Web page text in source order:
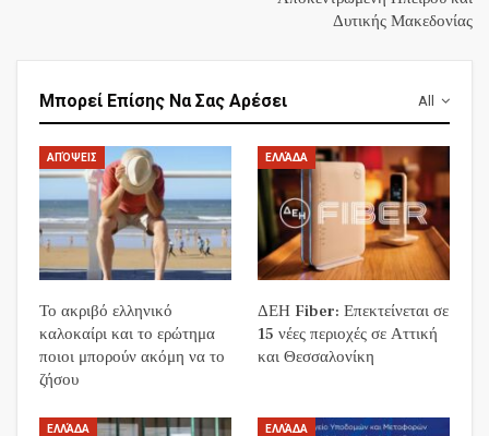
Δυτικής Μακεδονίας
All
Μπορεί Επίσης Να Σας Αρέσει
ΑΠΌΨΕΙΣ
Το ακριβό ελληνικό
καλοκαίρι και το ερώτημα
ποιοι μπορούν ακόμη να το
ζήσου
ΕΛΛΆΔΑ
ΔΕΗ Fiber: Επεκτείνεται σε
15 νέες περιοχές σε Αττική
και Θεσσαλονίκη
ΕΛΛΆΔΑ ΕΛΛΆΔΑ